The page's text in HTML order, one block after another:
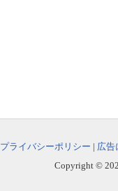
プライバシーポリシー | 広告
Copyright ©